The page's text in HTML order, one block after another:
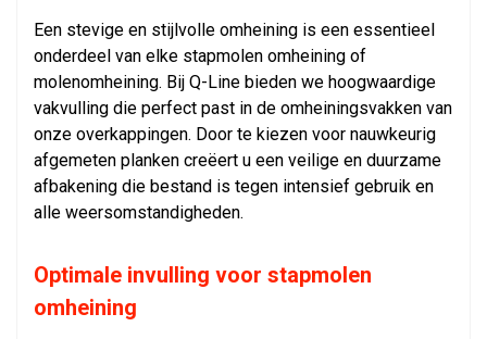
Een stevige en stijlvolle omheining is een essentieel
onderdeel van elke stapmolen omheining of
molenomheining. Bij Q-Line bieden we hoogwaardige
vakvulling die perfect past in de omheiningsvakken van
onze overkappingen. Door te kiezen voor nauwkeurig
afgemeten planken creëert u een veilige en duurzame
afbakening die bestand is tegen intensief gebruik en
alle weersomstandigheden.
Optimale invulling voor stapmolen
omheining